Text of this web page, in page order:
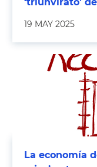
19 MAY 2025
La economía